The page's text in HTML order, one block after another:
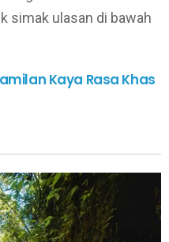
simak ulasan di bawah
Kaya Rasa Khas